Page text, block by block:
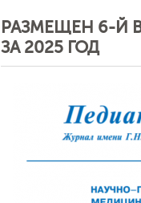
РАЗМЕЩЕН 6-Й
ЗА 2025 ГОД